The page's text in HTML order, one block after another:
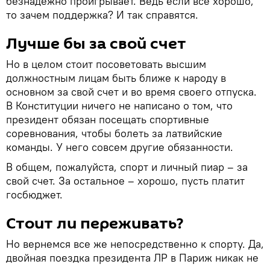
то зачем поддержка? И так справятся.
Лучше бы за свой счет
Но в целом стоит посоветовать высшим
должностным лицам быть ближе к народу в
основном за свой счет и во время своего отпуска.
В Конституции ничего не написано о том, что
президент обязан посещать спортивные
соревнования, чтобы болеть за латвийские
команды. У него совсем другие обязанности.
В общем, пожалуйста, спорт и личный пиар – за
свой счет. За остальное – хорошо, пусть платит
госбюджет.
Стоит ли переживать?
Но вернемся все же непосредственно к спорту. Да,
двойная поездка президента ЛР в Париж никак не